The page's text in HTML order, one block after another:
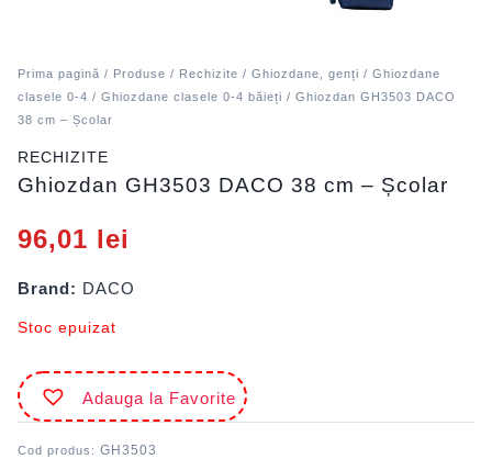
Prima pagină / Produse / Rechizite / Ghiozdane, genți / Ghiozdane
clasele 0-4 / Ghiozdane clasele 0-4 băieți / Ghiozdan GH3503 DACO
38 cm – Școlar
RECHIZITE
Ghiozdan GH3503 DACO 38 cm – Școlar
96,01 lei
Brand: DACO
Stoc epuizat
Adauga la Favorite
Cod produs: GH3503